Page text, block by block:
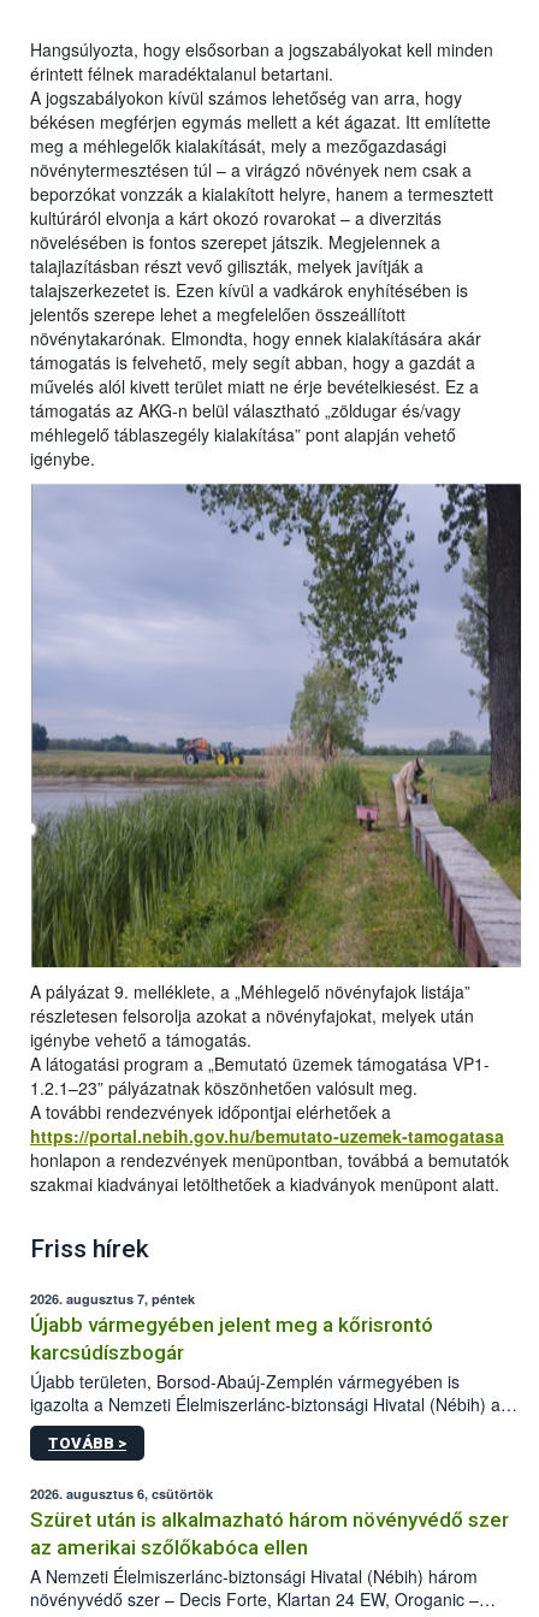
Hangsúlyozta, hogy elsősorban a jogszabályokat kell minden
érintett félnek maradéktalanul betartani.
A jogszabályokon kívül számos lehetőség van arra, hogy
békésen megférjen egymás mellett a két ágazat. Itt említette
meg a méhlegelők kialakítását, mely a mezőgazdasági
növénytermesztésen túl – a virágzó növények nem csak a
beporzókat vonzzák a kialakított helyre, hanem a termesztett
kultúráról elvonja a kárt okozó rovarokat – a diverzitás
növelésében is fontos szerepet játszik. Megjelennek a
talajlazításban részt vevő giliszták, melyek javítják a
talajszerkezetet is. Ezen kívül a vadkárok enyhítésében is
jelentős szerepe lehet a megfelelően összeállított
növénytakarónak. Elmondta, hogy ennek kialakítására akár
támogatás is felvehető, mely segít abban, hogy a gazdát a
művelés alól kivett terület miatt ne érje bevételkiesést. Ez a
támogatás az AKG-n belül választható „zöldugar és/vagy
méhlegelő táblaszegély kialakítása” pont alapján vehető
igénybe.
A pályázat 9. melléklete, a „Méhlegelő növényfajok listája”
részletesen felsorolja azokat a növényfajokat, melyek után
igénybe vehető a támogatás.
A látogatási program a „Bemutató üzemek támogatása VP1-
1.2.1–23” pályázatnak köszönhetően valósult meg.
A további rendezvények időpontjai elérhetőek a
https://portal.nebih.gov.hu/bemutato-uzemek-tamogatasa
honlapon a rendezvények menüpontban, továbbá a bemutatók
szakmai kiadványai letölthetőek a kiadványok menüpont alatt.
Friss hírek
2026. augusztus 7, péntek
Újabb vármegyében jelent meg a kőrisrontó
karcsúdíszbogár
Újabb területen, Borsod-Abaúj-Zemplén vármegyében is
igazolta a Nemzeti Élelmiszerlánc-biztonsági Hivatal (Nébih) a
kőrisrontó karcsúdíszbogár (Agrilus planipennis) jelenlétét. A
kártevőt nem csak színcsapdában találták meg, de már fertőzött
az intenzív felderítést, emellett az intézkedéseket a szlovák
hatósággal is összehangolják a terjedés megállítása érdekében.
TOVÁBB >
2026. augusztus 6, csütörtök
Szüret után is alkalmazható három növényvédő szer
az amerikai szőlőkabóca ellen
A Nemzeti Élelmiszerlánc-biztonsági Hivatal (Nébih) három
növényvédő szer – Decis Forte, Klartan 24 EW, Oroganic –